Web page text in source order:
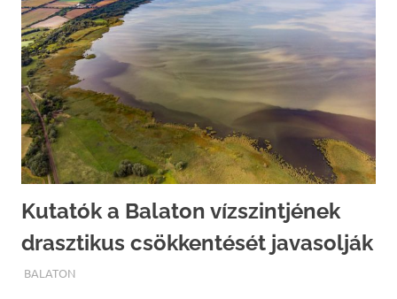
Kutatók a Balaton vízszintjének
drasztikus csökkentését javasolják
TERMALFURDOK.COM
BALATON